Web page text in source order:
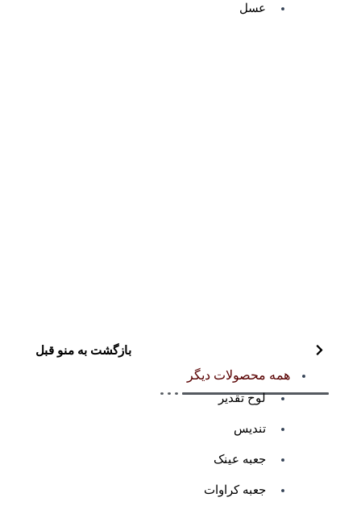
عسل
بازگشت به منو قبل
همه محصولات دیگر
لوح تقدیر
تندیس
جعبه عینک
جعبه کراوات